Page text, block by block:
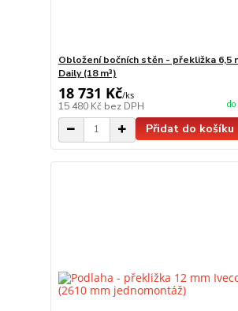
Obložení bočních stěn - překližka 6,5
Daily (18 m³)
18 731 Kč/ks
15 480 Kč bez DPH
Přidat do košíku